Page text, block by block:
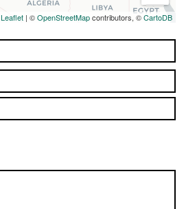
Leaflet | ©OpenStreetMapcontributors, ©CartoDB